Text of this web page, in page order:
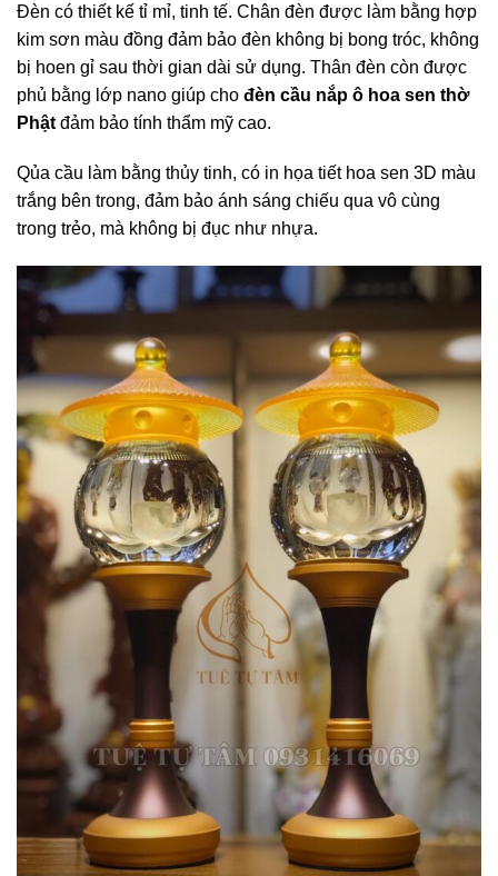
Đèn có thiết kế tỉ mỉ, tinh tế. Chân đèn được làm bằng hợp
kim sơn màu đồng đảm bảo đèn không bị bong tróc, không
bị hoen gỉ sau thời gian dài sử dụng. Thân đèn còn được
phủ bằng lớp nano giúp cho đèn cầu nắp ô hoa sen thờ
Phật đảm bảo tính thẩm mỹ cao.
Qủa cầu làm bằng thủy tinh, có in họa tiết hoa sen 3D màu
trắng bên trong, đảm bảo ánh sáng chiếu qua vô cùng
trong trẻo, mà không bị đục như nhựa.